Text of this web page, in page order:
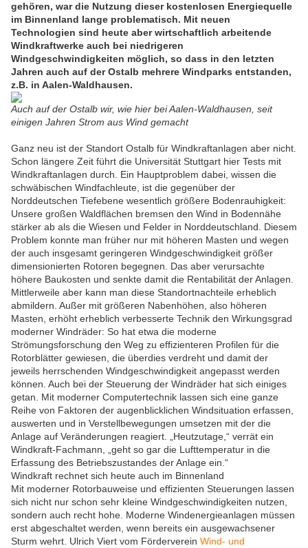
gehören, war die Nutzung dieser kostenlosen Energiequelle
im Binnenland lange problematisch. Mit neuen
Technologien sind heute aber wirtschaftlich arbeitende
Windkraftwerke auch bei niedrigeren
Windgeschwindigkeiten möglich, so dass in den letzten
Jahren auch auf der Ostalb mehrere Windparks entstanden,
z.B. in Aalen-Waldhausen.
Auch auf der Ostalb wir, wie hier bei Aalen-Waldhausen, seit
einigen Jahren Strom aus Wind gemacht
Ganz neu ist der Standort Ostalb für Windkraftanlagen aber nicht.
Schon längere Zeit führt die Universität Stuttgart hier Tests mit
Windkraftanlagen durch. Ein Hauptproblem dabei, wissen die
schwäbischen Windfachleute, ist die gegenüber der
Norddeutschen Tiefebene wesentlich größere Bodenrauhigkeit:
Unsere großen Waldflächen bremsen den Wind in Bodennähe
stärker ab als die Wiesen und Felder in Norddeutschland. Diesem
Problem konnte man früher nur mit höheren Masten und wegen
der auch insgesamt geringeren Windgeschwindigkeit größer
dimensionierten Rotoren begegnen. Das aber verursachte
höhere Baukosten und senkte damit die Rentabilität der Anlagen.
Mittlerweile aber kann man diese Standortnachteile erheblich
abmildern. Außer mit größeren Nabenhöhen, also höheren
Masten, erhöht erheblich verbesserte Technik den Wirkungsgrad
moderner Windräder: So hat etwa die moderne
Strömungsforschung den Weg zu effizienteren Profilen für die
Rotorblätter gewiesen, die überdies verdreht und damit der
jeweils herrschenden Windgeschwindigkeit angepasst werden
können. Auch bei der Steuerung der Windräder hat sich einiges
getan. Mit moderner Computertechnik lassen sich eine ganze
Reihe von Faktoren der augenblicklichen Windsituation erfassen,
auswerten und in Verstellbewegungen umsetzen mit der die
Anlage auf Veränderungen reagiert. „Heutzutage,“ verrät ein
Windkraft-Fachmann, „geht so gar die Lufttemperatur in die
Erfassung des Betriebszustandes der Anlage ein.“
Windkraft rechnet sich heute auch im Binnenland
Mit moderner Rotorbauweise und effizienten Steuerungen lassen
sich nicht nur schon sehr kleine Windgeschwindigkeiten nutzen,
sondern auch recht hohe. Moderne Windenergieanlagen müssen
erst abgeschaltet werden, wenn bereits ein ausgewachsener
Sturm wehrt. Ulrich Viert vom Förderverein Wind- und